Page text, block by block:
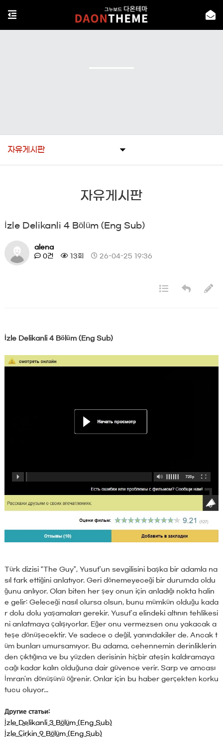
자유게시판
자유게시판
İzle Delikanli 4 Bölüm (Eng Sub)
alena
0건
13회 26-04-25 19:36
İzle Delikanli 4 Bölüm (Eng Sub)
Türk dizisi “The Guy”, Yusuf'un sevgilisini başka bir adamla na
sıl fark ettiğini anlatıyor. Geri dönemeyeceği bir durumda oldu
ğunu anlıyor. Olan biten her şey onun için anladığı nokta halin
e gelir: Geleceği nasıl olursa olsun, bunu mümkün olduğu kada
r dolu dolu yaşamaları gerekir. Yusuf'a elindeki altının tehlikesi
ni anlatmaya çalışıyorlar. Eğer onu vermezsen onu yakacak a
teşe dönüşecektir. Ve sadece o değil, yanındakiler de. Ancak t
üm bunları umursamıyor. Bu adama, cehennemin derinliklerin
den çıktığına ve bu yüzden derisinin hiçbir ateşin kaldıramaya
cağı kadar kalın olduğuna dair güvence verir. Sarp ve amcası
İmran'ın dönüşünü öğrenir. Onlar için bu haber gerçekten korku
tucu oluyor...
Другие статьи:
İzle Delikanli 3 Bölüm (Eng Sub)
İzle Çirkin 9 Bölüm (Eng Sub)